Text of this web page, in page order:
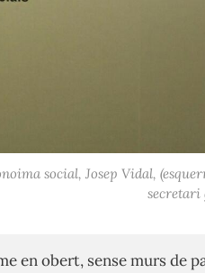
social, Josep Vidal,
secretari
en obert, sense murs de